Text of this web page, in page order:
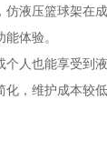
仿液压篮球架在
体验。
人也能享受到
化，维护成本较